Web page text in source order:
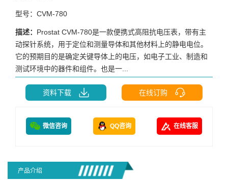
型号：CVM-780
描述： Prostat CVM-780是一款便携式高阻抗电压表，带有主
动探针系统，用于定位和测量导体和其他材料上的静电电位。
它的预期目的是确定关键导体上的电压，如电子工业、制造和
测试环境中的器件和组件。也是一...
资料下载 在线订购
微信咨询 QQ咨询 在线客服
产品介绍